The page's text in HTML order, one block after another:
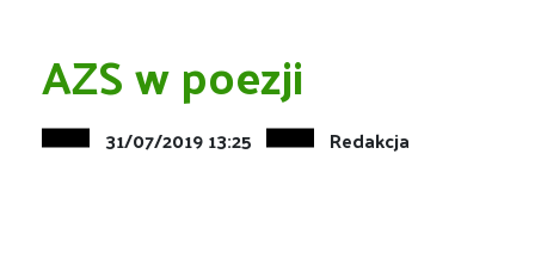
AZS w poezji
31/07/2019 13:25 Redakcja